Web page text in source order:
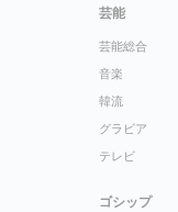
芸能
芸能総合
音楽
韓流
グラビア
テレビ
ゴシップ